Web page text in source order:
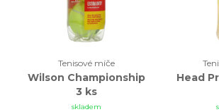
Tenisové míče
Wilson Championship
3 ks
skladem
Head